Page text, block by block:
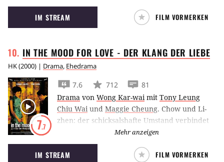
ihm und seinem Umfeld Probleme machen.
IM STREAM FILM VORMERKEN
IN THE MOOD FOR LOVE - DER KLANG DER LIEBE
HK(2000) | Drama, Ehedrama
7.7
7.6 712
81
Drama von Wong Kar-waimit Tony Leung
Chiu Waiund Maggie Cheung. Chow und Li-
zhen: der schicksalshafte Umstand verbindet
In the Mood for Lovezwei vergebene
Seelen und entzweit sie wieder, da die Liebe
zwischen ihnen nicht existieren darf.
Mehr anzeigen
IM STREAM FILM VORMERKEN